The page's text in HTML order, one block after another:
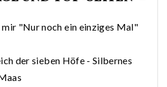
"Nur noch ein einziges Mal"
der sieben Höfe - Silbernes